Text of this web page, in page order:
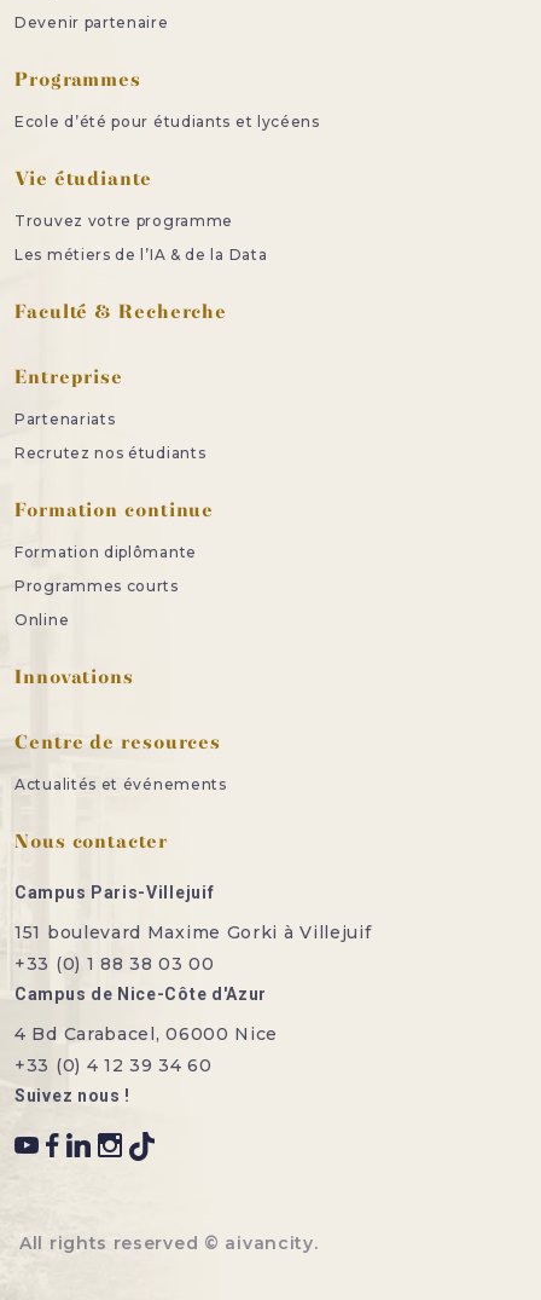
Devenir partenaire
Programmes
Ecole d’été pour étudiants et lycéens
Vie étudiante
Trouvez votre programme
Les métiers de l’IA & de la Data
Faculté & Recherche
Entreprise
Partenariats
Recrutez nos étudiants
Formation continue
Formation diplômante
Programmes courts
Online
Innovations
Centre de resources
Actualités et événements
Nous contacter
Campus Paris-Villejuif
151 boulevard Maxime Gorki à Villejuif
+33 (0) 1 88 38 03 00
Campus de Nice-Côte d'Azur
4 Bd Carabacel, 06000 Nice
+33 (0) 4 12 39 34 60
Suivez nous !
All rights reserved © aivancity.